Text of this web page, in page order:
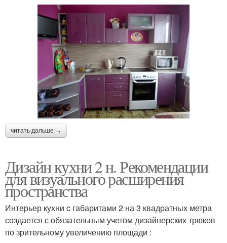
читать дальше →
Дизайн кухни 2 н. Рекомендации
для визуального расширения
пространства
Интерьер кухни c габаритами 2 на 3 квадратных метра
создается с обязательным учетом дизайнерских трюков
по зрительному увеличению площади :